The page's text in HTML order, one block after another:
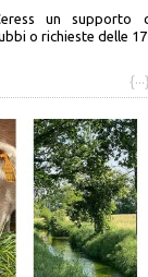
un supporto
o richieste delle
{···}